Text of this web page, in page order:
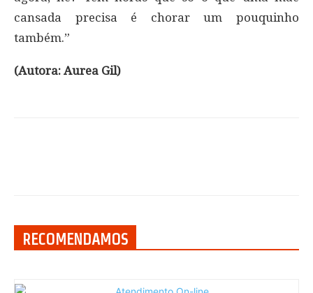
cansada precisa é chorar um pouquinho
também.”
(Autora: Aurea Gil)
RECOMENDAMOS